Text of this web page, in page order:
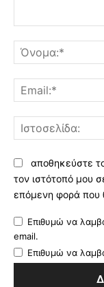
αποθηκεύστε
τον ιστότοπό μου
επόμενη φορά που
Επιθυμώ να
email.
Επιθυμώ να